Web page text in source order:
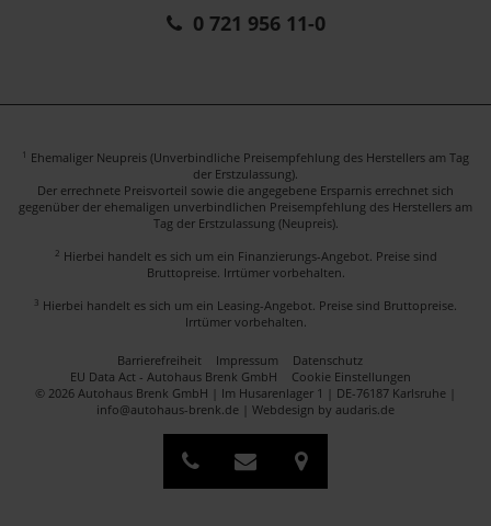
0 721 956 11-0
1 Ehemaliger Neupreis (Unverbindliche Preisempfehlung des Herstellers am Tag
der Erstzulassung).
Der errechnete Preisvorteil sowie die angegebene Ersparnis errechnet sich
gegenüber der ehemaligen unverbindlichen Preisempfehlung des Herstellers am
Tag der Erstzulassung (Neupreis).
2 Hierbei handelt es sich um ein Finanzierungs-Angebot. Preise sind
Bruttopreise. Irrtümer vorbehalten.
3 Hierbei handelt es sich um ein Leasing-Angebot. Preise sind Bruttopreise.
Irrtümer vorbehalten.
Barrierefreiheit Impressum
Datenschutz
EU Data Act - Autohaus Brenk GmbH
Cookie Einstellungen
© 2026 Autohaus Brenk GmbH | Im Husarenlager 1 | DE-76187 Karlsruhe |
info@autohaus-brenk.de | Webdesign by audaris.de